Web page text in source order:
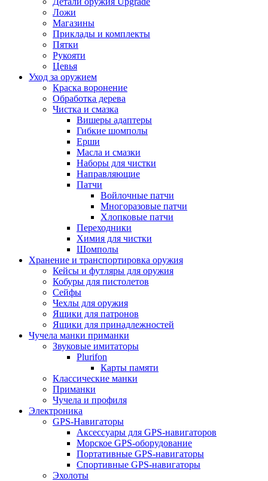
Ложи
Магазины
Приклады и комплекты
Пятки
Рукояти
Цевья
Уход за оружием
Краска воронение
Обработка дерева
Чистка и смазка
Вишеры адаптеры
Гибкие шомполы
Ерши
Масла и смазки
Наборы для чистки
Направляющие
Патчи
Войлочные патчи
Многоразовые патчи
Хлопковые патчи
Переходники
Химия для чистки
Шомполы
Хранение и транспортировка оружия
Кейсы и футляры для оружия
Кобуры для пистолетов
Сейфы
Чехлы для оружия
Ящики для патронов
Ящики для принадлежностей
Чучела манки приманки
Звуковые имитаторы
Plurifon
Карты памяти
Классические манки
Приманки
Чучела и профиля
Электроника
GPS-Навигаторы
Аксессуары для GPS-навигаторов
Морское GPS-оборудование
Портативные GPS-навигаторы
Спортивные GPS-навигаторы
Эхолоты